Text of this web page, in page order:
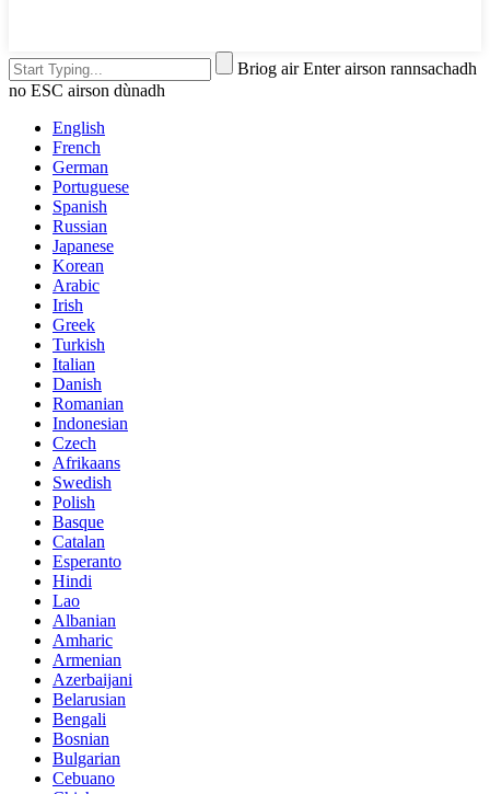
Briog air Enter airson rannsachadh
no ESC airson dùnadh
English
French
German
Portuguese
Spanish
Russian
Japanese
Korean
Arabic
Irish
Greek
Turkish
Italian
Danish
Romanian
Indonesian
Czech
Afrikaans
Swedish
Polish
Basque
Catalan
Esperanto
Hindi
Lao
Albanian
Amharic
Armenian
Azerbaijani
Belarusian
Bengali
Bosnian
Bulgarian
Cebuano